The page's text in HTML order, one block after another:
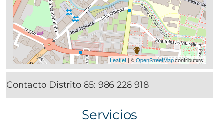
Leaflet | ©OpenStreetMapcontributors
Contacto Distrito 85:986 228 918
Servicios